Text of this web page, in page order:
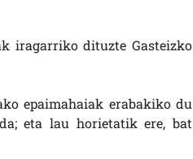
iragarriko dituzte Gasteizko
epaimahaiak erabakiko du
eta lau horietatik ere, bat